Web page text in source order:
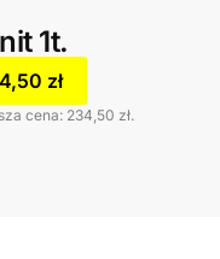
1t.
zł
cena: 234,50 zł.